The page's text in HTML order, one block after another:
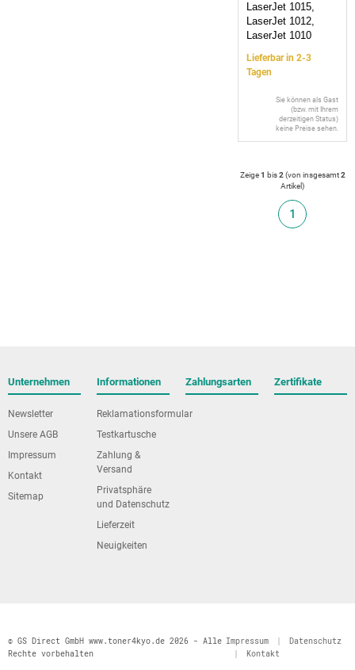
LaserJet 1015,
LaserJet 1012,
LaserJet 1010
Lieferbar in 2-3
Tagen
Sie können als Gast
(bzw. mit Ihrem
derzeitigen Status)
keine Preise sehen.
Zeige1 bis2(von insgesamt2
Artikel)
1
Unternehmen
Newsletter
Unsere AGB
Impressum
Kontakt
Sitemap
Informationen
Reklamationsformular
Testkartusche
Zahlung &
Versand
Privatsphäre
und Datenschutz
Lieferzeit
Neuigkeiten
Zahlungsarten Zertifikate
© GS Direct GmbH www.toner4kyo.de 2026 - Alle
Rechte vorbehalten
Impressum
Datenschutz
Kontakt